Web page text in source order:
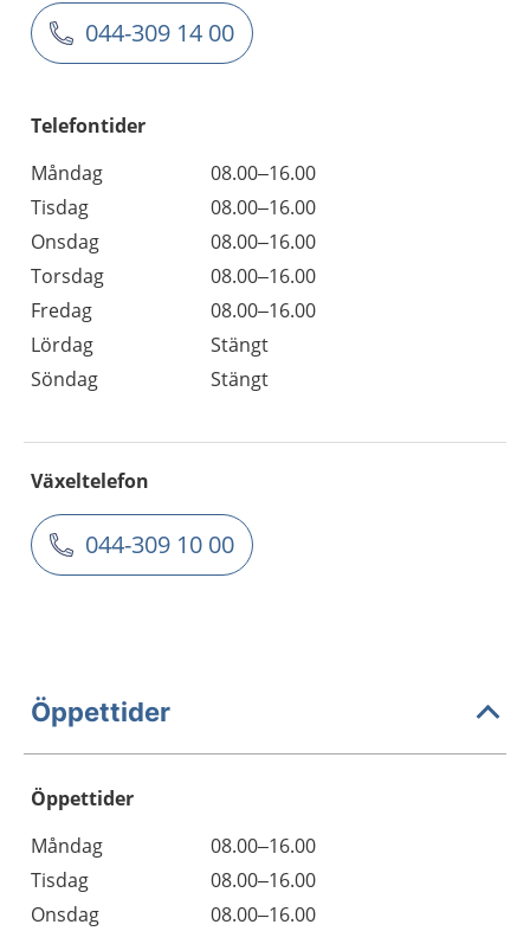
044-309 14 00
Telefontider
Måndag
08.00–16.00
Tisdag
08.00–16.00
Onsdag
08.00–16.00
Torsdag
08.00–16.00
Fredag
08.00–16.00
Lördag
Stängt
Söndag
Stängt
Växeltelefon
044-309 10 00
Öppettider
Öppettider
Dag
Öppettider
Kommentarer
Måndag
08.00–16.00
Tisdag
08.00–16.00
Onsdag
08.00–16.00